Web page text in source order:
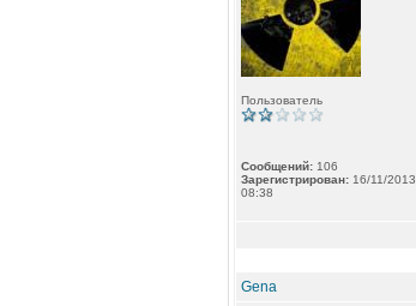
Пользователь
Сообщений: 106
Зарегистрирован: 16/11/2013
08:38
Gena